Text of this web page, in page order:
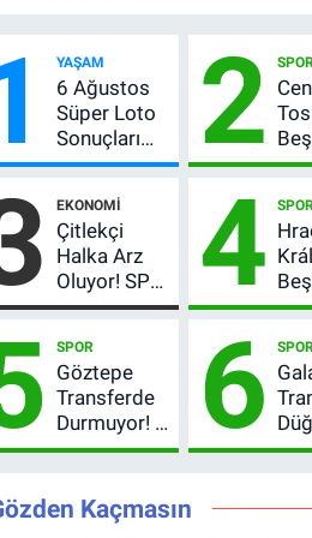
YAŞAM
6 Ağustos
Süper Loto
Sonuçları
Açıklandı!
TL’lik Çekiliş
2
asıl
EKONOMI
Çitlekçi
Halka Arz
Oluyor! SPK
Onayladı:
Sayısı ve
Talep
Toplama
Tarihi
4 SPOR
SPOR
Göztepe
Transferde
Durmuyor! 6
İmza
Hedefler
Belli Oldu
6
Kaçmasın